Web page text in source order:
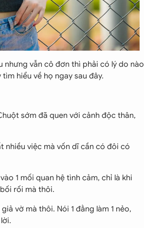
nhưng vẫn cô đơn thì phải có lý do nào
hiểu về họ ngay sau đây.
sớm đã quen với cảnh độc thân,
nhiều việc mà vốn dĩ cần có đôi có
1 mối quan hệ tình cảm, chỉ là khi
rối mà thôi.
vờ mà thôi. Nói 1 đằng làm 1 nẻo,